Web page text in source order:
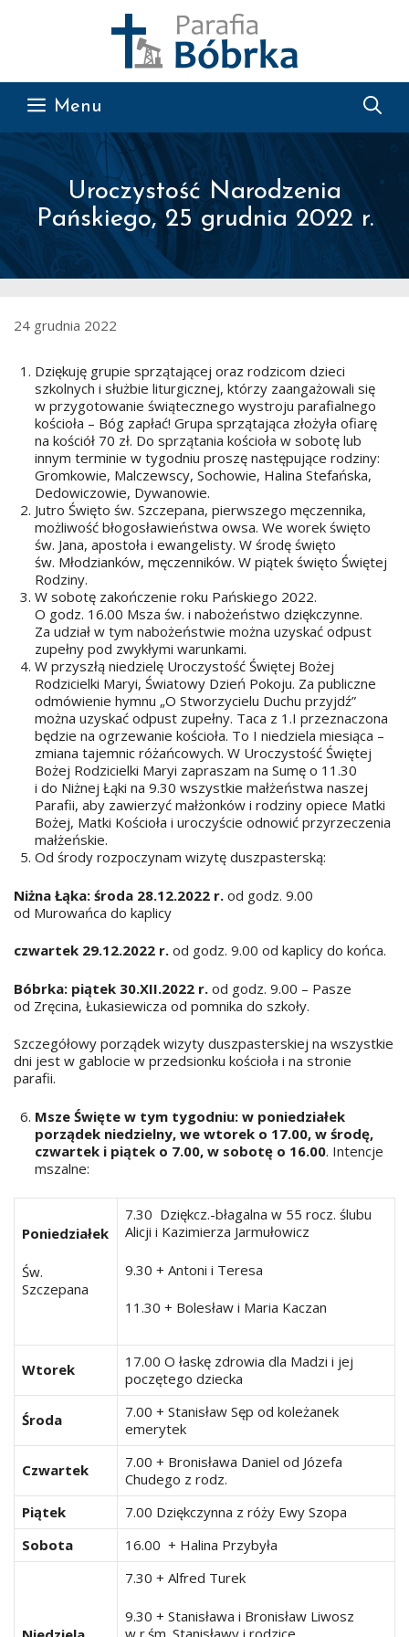
Menu
Uroczystość Narodzenia
Pańskiego, 25 grudnia 2022 r.
24 grudnia 2022
Dziękuję grupie sprzątającej oraz rodzicom dzieci
szkolnych i służbie liturgicznej, którzy zaangażowali się
w przygotowanie świątecznego wystroju parafialnego
kościoła – Bóg zapłać! Grupa sprzątająca złożyła ofiarę
na kościół 70 zł. Do sprzątania kościoła w sobotę lub
innym terminie w tygodniu proszę następujące rodziny:
Gromkowie, Malczewscy, Sochowie, Halina Stefańska,
Dedowiczowie, Dywanowie.
Jutro Święto św. Szczepana, pierwszego męczennika,
możliwość błogosławieństwa owsa. We worek święto
św. Jana, apostoła i ewangelisty. W środę święto
św. Młodzianków, męczenników. W piątek święto Świętej
Rodziny.
W sobotę zakończenie roku Pańskiego 2022.
O godz. 16.00 Msza św. i nabożeństwo dziękczynne.
Za udział w tym nabożeństwie można uzyskać odpust
zupełny pod zwykłymi warunkami.
W przyszłą niedzielę Uroczystość Świętej Bożej
Rodzicielki Maryi, Światowy Dzień Pokoju. Za publiczne
odmówienie hymnu „O Stworzycielu Duchu przyjdź”
można uzyskać odpust zupełny. Taca z 1.I przeznaczona
będzie na ogrzewanie kościoła. To I niedziela miesiąca –
zmiana tajemnic różańcowych. W Uroczystość Świętej
Bożej Rodzicielki Maryi zapraszam na Sumę o 11.30
i do Niżnej Łąki na 9.30 wszystkie małżeństwa naszej
Parafii, aby zawierzyć małżonków i rodziny opiece Matki
Bożej, Matki Kościoła i uroczyście odnowić przyrzeczenia
małżeńskie.
Od środy rozpoczynam wizytę duszpasterską:
Niżna Łąka: środa 28.12.2022 r. od godz. 9.00
od Murowańca do kaplicy
czwartek 29.12.2022 r. od godz. 9.00 od kaplicy do końca.
Bóbrka: piątek 30.XII.2022 r. od godz. 9.00 – Pasze
od Zręcina, Łukasiewicza od pomnika do szkoły.
Szczegółowy porządek wizyty duszpasterskiej na wszystkie
dni jest w gablocie w przedsionku kościoła i na stronie
parafii.
Msze Święte w tym tygodniu: w poniedziałek
porządek niedzielny, we wtorek o 17.00, w środę,
czwartek i piątek o 7.00, w sobotę o 16.00. Intencje
mszalne:
Poniedziałek
Św.
Szczepana
7.30 Dziękcz.-błagalna w 55 rocz. ślubu
Alicji i Kazimierza Jarmułowicz
9.30 + Antoni i Teresa
11.30 + Bolesław i Maria Kaczan
Wtorek
17.00 O łaskę zdrowia dla Madzi i jej
poczętego dziecka
Środa
7.00 + Stanisław Sęp od koleżanek
emerytek
Czwartek
7.00 + Bronisława Daniel od Józefa
Chudego z rodz.
Piątek
7.00 Dziękczynna z róży Ewy Szopa
Sobota
16.00 + Halina Przybyła
7.30 + Alfred Turek
9.30 + Stanisława i Bronisław Liwosz
w r.śm. Stanisławy i rodzice